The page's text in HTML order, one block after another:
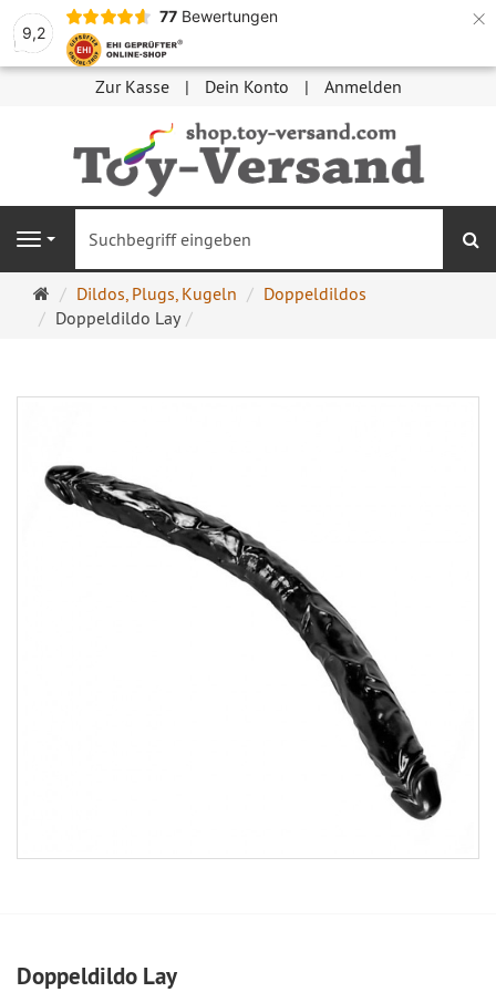
9,2
77 Bewertungen ×
Zur Kasse Dein Konto Anmelden
Navigation
Startseite
Dildos, Plugs, Kugeln
Doppeldildos
Doppeldildo Lay
Doppeldildo Lay